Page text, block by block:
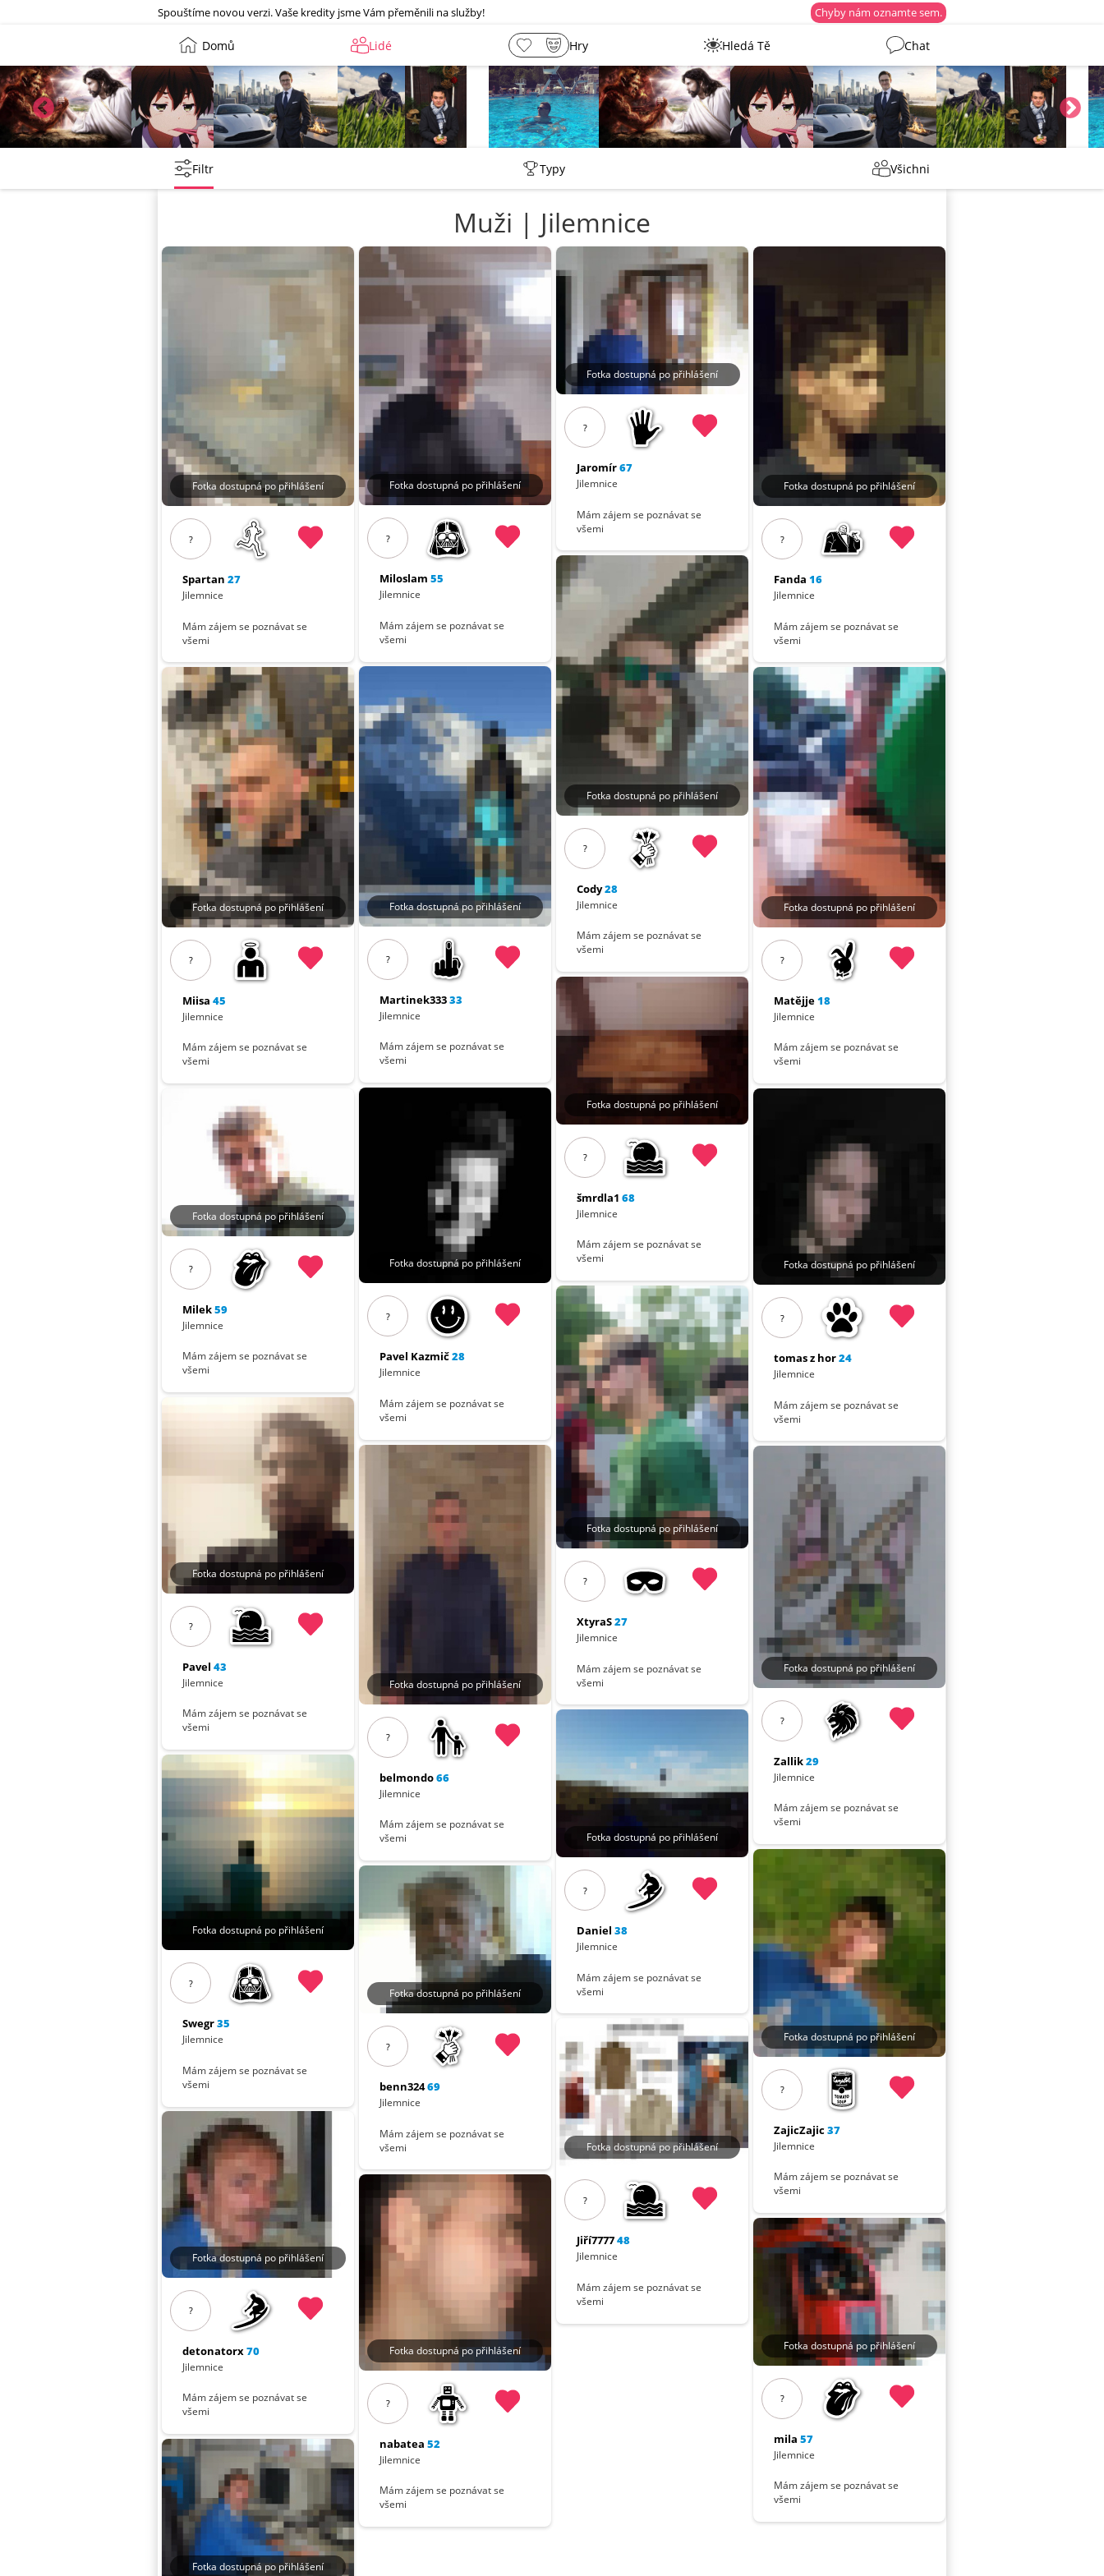
Spouštíme novou verzi. Vaše kredity jsme Vám přeměnili na služby! Chyby nám oznamte sem.
Domů Lidé Hry Hledá Tě Chat
Tentakovy
Filtr Typy Všichni
Muži | Jilemnice
Fotka dostupná po přihlášení
?
Spartan 27
Jilemnice
Mám zájem se poznávat se
všemi
Fotka dostupná po přihlášení
?
Miisa 45
Jilemnice
Mám zájem se poznávat se
všemi
Fotka dostupná po přihlášení
?
Milek59
Jilemnice
Mám zájem se poznávat se
všemi
Fotka dostupná po přihlášení
?
Pavel 43
Jilemnice
Mám zájem se poznávat se
všemi
Fotka dostupná po přihlášení
?
Swegr35
Jilemnice
Mám zájem se poznávat se
všemi
Fotka dostupná po přihlášení
?
detonatorx70
Jilemnice
Mám zájem se poznávat se
všemi
Fotka dostupná po přihlášení
Fotka dostupná po přihlášení
?
Miloslam 55
Jilemnice
Mám zájem se poznávat se
všemi
Fotka dostupná po přihlášení
?
Martinek33333
Jilemnice
Mám zájem se poznávat se
všemi
Fotka dostupná po přihlášení
?
Pavel Kazmič28
Jilemnice
Mám zájem se poznávat se
všemi
Fotka dostupná po přihlášení
?
belmondo66
Jilemnice
Mám zájem se poznávat se
všemi
Fotka dostupná po přihlášení
?
benn32469
Jilemnice
Mám zájem se poznávat se
všemi
Fotka dostupná po přihlášení
?
nabatea 52
Jilemnice
Mám zájem se poznávat se
všemi
Fotka dostupná po přihlášení
?
Jaromír67
Jilemnice
Mám zájem se poznávat se
všemi
Fotka dostupná po přihlášení
?
Cody28
Jilemnice
Mám zájem se poznávat se
všemi
Fotka dostupná po přihlášení
?
šmrdla1 68
Jilemnice
Mám zájem se poznávat se
všemi
Fotka dostupná po přihlášení
?
XtyraS27
Jilemnice
Mám zájem se poznávat se
všemi
Fotka dostupná po přihlášení
?
Daniel 38
Jilemnice
Mám zájem se poznávat se
všemi
Fotka dostupná po přihlášení
?
Jiří777748
Jilemnice
Mám zájem se poznávat se
všemi
Fotka dostupná po přihlášení
?
Fanda 16
Jilemnice
Mám zájem se poznávat se
všemi
Fotka dostupná po přihlášení
?
Matějje18
Jilemnice
Mám zájem se poznávat se
všemi
Fotka dostupná po přihlášení
?
tomas z hor24
Jilemnice
Mám zájem se poznávat se
všemi
Fotka dostupná po přihlášení
?
Zallik29
Jilemnice
Mám zájem se poznávat se
všemi
Fotka dostupná po přihlášení
?
ZajicZajic37
Jilemnice
Mám zájem se poznávat se
všemi
Fotka dostupná po přihlášení
?
mila 57
Jilemnice
Mám zájem se poznávat se
všemi